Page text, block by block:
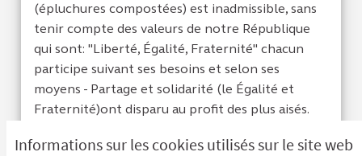
Informations sur les cookies utilisés sur le site web
(épluchures compostées) est inadmissible, sans
tenir compte des valeurs de notre République
qui sont: "Liberté, Égalité, Fraternité" chacun
participe suivant ses besoins et selon ses
moyens - Partage et solidarité (le Égalité et
Fraternité)ont disparu au profit des plus aisés.